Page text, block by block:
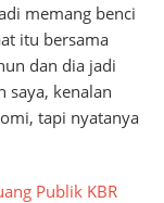
memang benci
itu bersama
dan dia jadi
saya, kenalan
tapi nyatanya
Publik KBR